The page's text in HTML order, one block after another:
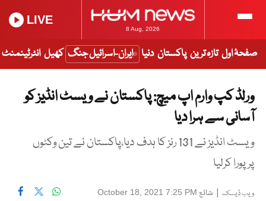
8 Aug, 2026
LIVE
صفحۂ اول تازہ ترین پاکستان دنیا ایران-اسرائیل جنگ کھیل انٹرٹینمنٹ
ورلڈ کپ وارم اپ میچ: پاکستان نے ویسٹ انڈیز کو
آسانی سے ہرا دیا
ویسٹ انڈیز نے 131 رنز کا ہدف دیا،پاکستان نے تین وکٹوں
پر پورا کرلیا
ویب ڈیسک | شائع October 18, 2021 7:25 PM